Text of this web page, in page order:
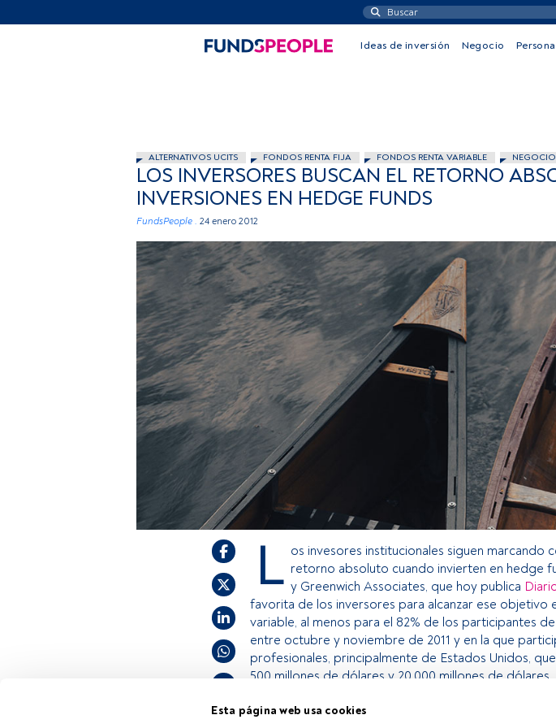
Esta página web usa cookies
Ideas de inversión Negocio
ALTERNATIVOS UCITS FONDOS RENTA FIJA FONDOS RENTA VARIABLE NEGOCIO
LOS INVERSORES BUSCAN EL RETORNO
INVERSIONES EN HEDGE FUNDS
FundsPeople . 24 enero 2012
L os invesores institucionales siguen marcando
retorno absoluto cuando invierten en hedge
y Greenwich Associates, que hoy publica
favorita de los inversores para alcanzar ese objetivo
variable, al menos para el 82% de los participantes
entre octubre y noviembre de 2011 y en la que
profesionales, principalmente de Estados Unidos,
500 millones de dólares y 20.000 millones de dólares.